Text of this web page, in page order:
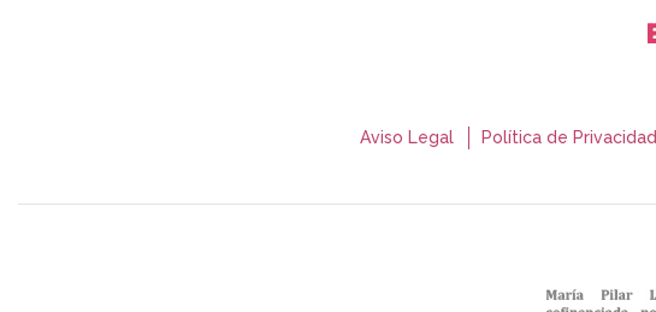
Aviso Legal Política de Privacidad